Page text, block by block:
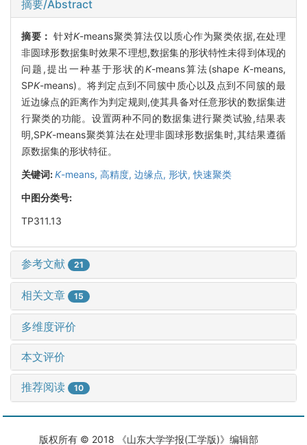
摘要/Abstract
摘要：针对K-means聚类算法仅以质心作为聚类依据,在处理
非圆球形数据集时效果不理想,数据集的形状特性未得到体现的
问题,提出一种基于形状的K-means算法(shape K-means,
SPK-means)。将判定点到不同簇中质心以及点到不同簇的最
近边缘点的距离作为判定规则,使其具备对任意形状的数据集进
行聚类的功能。设置两种不同的数据集进行聚类试验,结果表
明,SPK-means聚类算法在处理非圆球形数据集时,其结果遵循
原数据集的形状特征。
关键词:K-means, 高精度, 边缘点, 形状,快速聚类
中图分类号:
TP311.13
参考文献 21
相关文章 15
多维度评价
本文评价
推荐阅读 10
版权所有 © 2018 《山东大学学报(工学版)》编辑部